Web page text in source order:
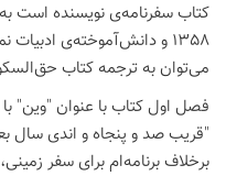
کتاب سفرنامه‌ی نویسنده است
1358 و دانش‌آموخته‌ی
می‌توان به ترجمه کتاب
فصل اول کتاب با عنوان "وین"
"قریب صد و پنجاه و اندی سال
برخلاف برنامه‌ام برای سفر